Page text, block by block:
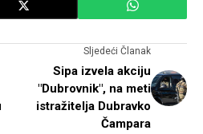
Sljedeći Članak
Sipa izvela akciju
"Dubrovnik", na meti
istražitelja Dubravko
Čampara